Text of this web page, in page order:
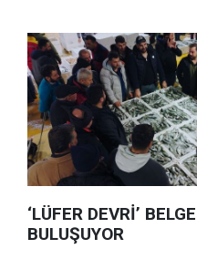
‘LÜFER DEVRİ’
BULUŞUYOR